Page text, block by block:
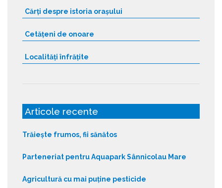
Cărți despre istoria orașului
Cetățeni de onoare
Localități înfrățite
Articole recente
Trăiește frumos, fii sănătos
Parteneriat pentru Aquapark Sânnicolau Mare
Agricultură cu mai puține pesticide